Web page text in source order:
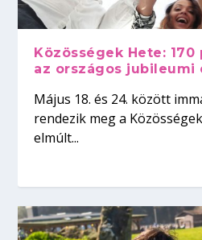
Közösségek Hete:
az országos jubileumi
Május 18. és 24. között
rendezik meg a
elmúlt...